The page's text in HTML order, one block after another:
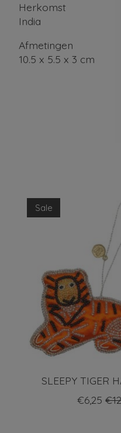
Herkomst
India
Afmetingen
10.5 x 5.5 x 3 cm
Items van
Sale
SLEEPY TIGER
€6,25